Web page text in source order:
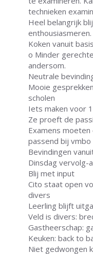
technieken
Heel belangrijk
enthousiasmeren.
Koken vanuit
o Minder
andersom.
Neutrale
Mooie
scholen
Iets maken voor
Ze proeft de
Examens
passend bij vmbo
Bevindingen
Dinsdag vervolg-
Blij met input
Cito staat open
divers
Leerling blijft
Veld is divers:
Gastheerschap:
Keuken: back to
Niet gedwongen